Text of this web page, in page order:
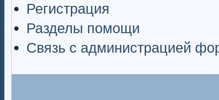
Регистрация
Разделы помощи
Связь с администрацией